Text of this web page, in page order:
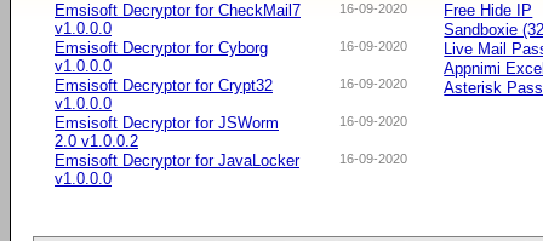
16-09-2020
Emsisoft Decryptor for CheckMail7
v1.0.0.0
16-09-2020
Emsisoft Decryptor for Cyborg
v1.0.0.0
16-09-2020
Emsisoft Decryptor for Crypt32
v1.0.0.0
16-09-2020
Emsisoft Decryptor for JSWorm
2.0 v1.0.0.2
16-09-2020
Emsisoft Decryptor for JavaLocker
v1.0.0.0
Free Hide IP
Sandboxie
Live Mail
Appnimi
Asterisk